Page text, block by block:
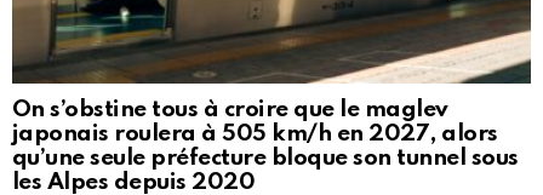
On s’obstine tous à croire que le maglev
japonais roulera à 505 km/h en 2027, alors
qu’une seule préfecture bloque son tunnel sous
les Alpes depuis 2020